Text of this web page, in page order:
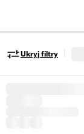
Ukryj filtry